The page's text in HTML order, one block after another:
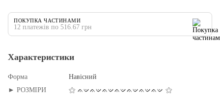
ПОКУПКА ЧАСТИНАМИ
12 платежів по 516.67 грн
Характеристики
Форма
Навісний
► РОЗМІРИ
⚝ ᨊᨉᨊᨉᨊᨉᨊᨉᨊᨉᨊᨉᨊᨉ ⚝